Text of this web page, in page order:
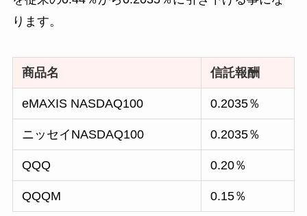
ります。
商品名 信託報酬
eMAXIS NASDAQ100 0.2035％
ニッセイNASDAQ100 0.2035％
QQQ 0.20％
QQQM 0.15％